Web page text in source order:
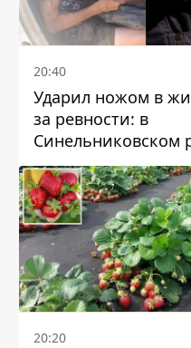
20:40
Ударил ножом в
за ревности: в
Синельниковском
задержали 49-
мужчину за
20:20